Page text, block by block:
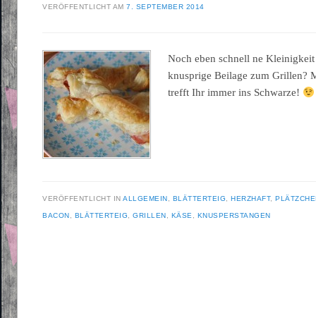
VERÖFFENTLICHT AM7. SEPTEMBER 2014
Noch eben schnell ne
knusprige Beilage zum Grillen?
trefft Ihr immer ins Schwarze!
VERÖFFENTLICHT INALLGEMEIN BLÄTTERTEIG ,HERZHAFT,
BACON BLÄTTERTEIG ,GRILLEN KÄSE KNUSPERSTANGEN